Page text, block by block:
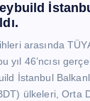
arasında
yıl 46’ncısı
İstanbul
ülkeleri, Orta